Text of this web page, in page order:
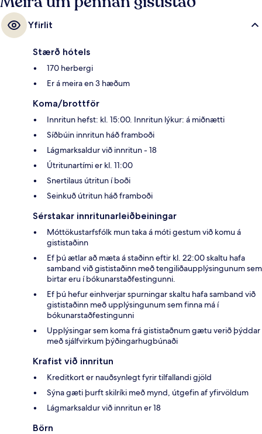
Yfirlit
Stærð hótels
170 herbergi
Er á meira en 3 hæðum
Koma/brottför
Innritun hefst: kl. 15:00. Innritun lýkur: á miðnætti
Síðbúin innritun háð framboði
Lágmarksaldur við innritun - 18
Útritunartími er kl. 11:00
Snertilaus útritun í boði
Seinkuð útritun háð framboði
Sérstakar innritunarleiðbeiningar
Móttökustarfsfólk mun taka á móti gestum við komu á
gististaðinn
Ef þú ætlar að mæta á staðinn eftir kl. 22:00 skaltu hafa
samband við gististaðinn með tengiliðaupplýsingunum sem
birtar eru í bókunarstaðfestingunni.
Ef þú hefur einhverjar spurningar skaltu hafa samband við
gististaðinn með upplýsingunum sem finna má í
bókunarstaðfestingunni
Upplýsingar sem koma frá gististaðnum gætu verið þýddar
með sjálfvirkum þýðingarhugbúnaði
Krafist við innritun
Kreditkort er nauðsynlegt fyrir tilfallandi gjöld
Sýna gæti þurft skilríki með mynd, útgefin af yfirvöldum
Lágmarksaldur við innritun er 18
Börn